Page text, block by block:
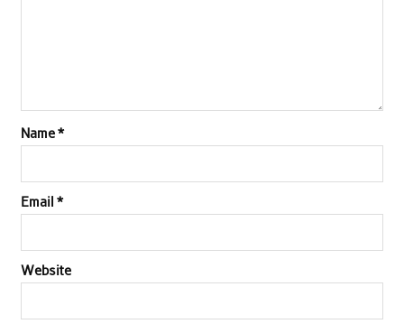
Name*
Email *
Website